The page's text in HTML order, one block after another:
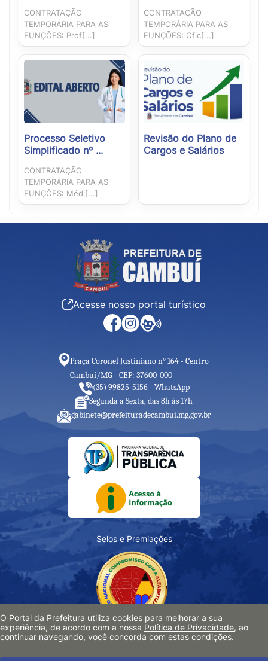
CONTRATAÇÃO
TEMPORÁRIA PARA AS
FUNÇÕES: Prof[...]
CONTRATAÇÃO
TEMPORÁRIA PARA AS
FUNÇÕES: Ofic[...]
Processo Seletivo
Simplificado nº ...
CONTRATAÇÃO
TEMPORÁRIA PARA AS
FUNÇÕES: Médi[...]
Revisão do Plano de
Cargos e Salários
Acesse nosso portal turístico
Praça Coronel Justiniano n° 164 - Centro
Cambuí/MG - CEP: 37600-000
(35) 99825-5156 - WhatsApp
Segunda a Sexta, das 8h às 17h
gabinete@prefeituradecambui.mg.gov.br
Selos e Premiações
O Portal da Prefeitura utiliza cookies para melhorar a sua
experiência, de acordo com a nossa Política de Privacidade, ao
continuar navegando, você concorda com estas condições.